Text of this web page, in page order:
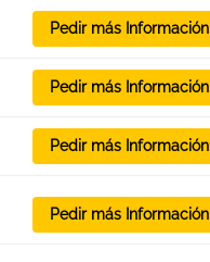
Pedir más Información
Pedir más Información
Pedir más Información
Pedir más Información